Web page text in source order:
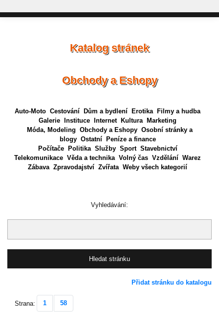
Katalog stránek
Obchody a Eshopy
Auto-Moto Cestování Dům a bydlení Erotika
Filmy a hudba
Galerie
Instituce Internet Kultura
Marketing
Móda, Modeling Obchody a Eshopy Osobní stránky a
blogy Ostatní
Peníze a finance
Počítače
Politika Služby Sport Stavebnictví
Telekomunikace Věda a technika Volný čas Vzdělání Warez
Zábava Zpravodajství Zvířata Weby všech kategorií
Vyhledávání:
Přidat stránku do katalogu
Strana: 1 58